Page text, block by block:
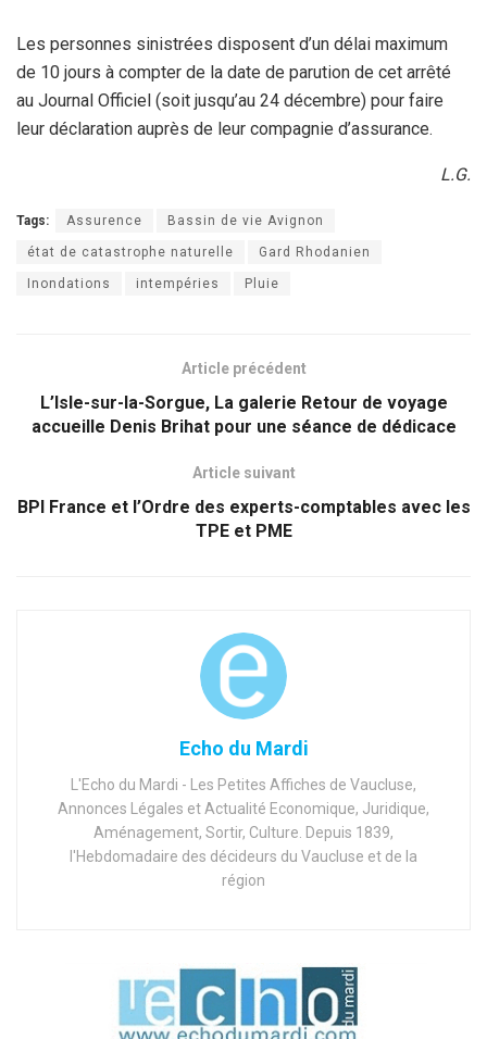
Les personnes sinistrées disposent d’un délai maximum
de 10 jours à compter de la date de parution de cet arrêté
au Journal Officiel (soit jusqu’au 24 décembre) pour faire
leur déclaration auprès de leur compagnie d’assurance.
L.G.
Tags: Assurence Bassin de vie Avignon
état de catastrophe naturelle Gard Rhodanien
Inondations intempéries Pluie
Article précédent
L’Isle-sur-la-Sorgue, La galerie Retour de voyage
accueille Denis Brihat pour une séance de dédicace
Article suivant
BPI France et l’Ordre des experts-comptables avec les
TPE et PME
Echo du Mardi
L'Echo du Mardi - Les Petites Affiches de Vaucluse,
Annonces Légales et Actualité Economique, Juridique,
Aménagement, Sortir, Culture. Depuis 1839,
l'Hebdomadaire des décideurs du Vaucluse et de la
région